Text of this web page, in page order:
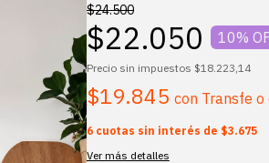
$24.500
$22.050 10%
Precio sin impuestos $18.223,14
$19.845 con Transfe o
6 cuotas sin interés de $3.675
Ver más detalles